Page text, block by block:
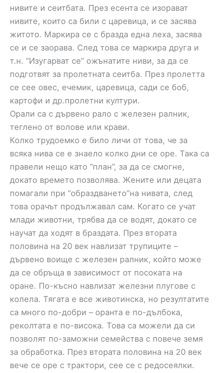
нивите и сеитбата. През есента се изорават
нивите, които са били с царевица, и се засява
житото. Маркира се с бразда една леха, засява
се и се заорава. След това се маркира друга и
т.н. ”Изугарват се” ожънатите ниви, за да се
подготвят за пролетната сеитба. През пролетта
се сее овес, ечемик, царевица, сади се боб,
картофи и др.пролетни култури.
Орали са с дървено рало с железен ралник,
теглено от волове или крави.
Колко трудоемко е било личи от това, че за
всяка нива се е знаело колко дни се оре. Така са
правели нещо като “план”, за да се смогне,
докато времето позволява. Жените или децата
помагали при “образдването”на нивата, след
това орачът продължавал сам. Когато се учат
млади животни, трябва да се водят, докато се
научат да ходят в браздата. През втората
половина на 20 век навлизат трупиците –
дървено воище с железен ралник, който може
да се обръща в зависимост от посоката на
оране. По-късно навлизат железни плугове с
колела. Тягата е все животинска, но резултатите
са много по-добри – оранта е по-дълбока,
реколтата е по-висока. Това са можели да си
позволят по-заможни семейства с повече земя
за обработка. През втората половина на 20 век
вече се оре с трактори, сее се с редосеялки.